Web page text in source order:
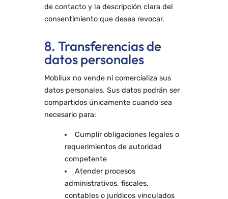
de contacto y la descripción clara del
consentimiento que desea revocar.
8. Transferencias de
datos personales
Mobilux no vende ni comercializa sus
datos personales. Sus datos podrán ser
compartidos únicamente cuando sea
necesario para:
Cumplir obligaciones legales o
requerimientos de autoridad
competente
Atender procesos
administrativos, fiscales,
contables o jurídicos vinculados